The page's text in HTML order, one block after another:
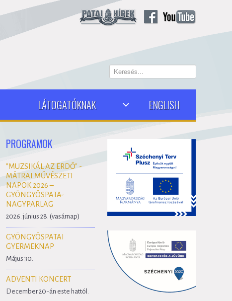
Keresés...
LÁTOGATÓKNAK ENGLISH
PROGRAMOK
"MUZSIKÁL AZ ERDŐ" -
MÁTRAI MŰVÉSZETI
NAPOK 2026 –
GYÖNGYÖSPATA-
NAGYPARLAG
2026. június 28. (vasárnap)
GYÖNGYÖSPATAI
GYERMEKNAP
Május 30.
ADVENTI KONCERT
December 20-án este hattól.